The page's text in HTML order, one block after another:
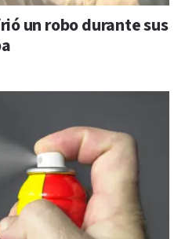
un robo durante sus